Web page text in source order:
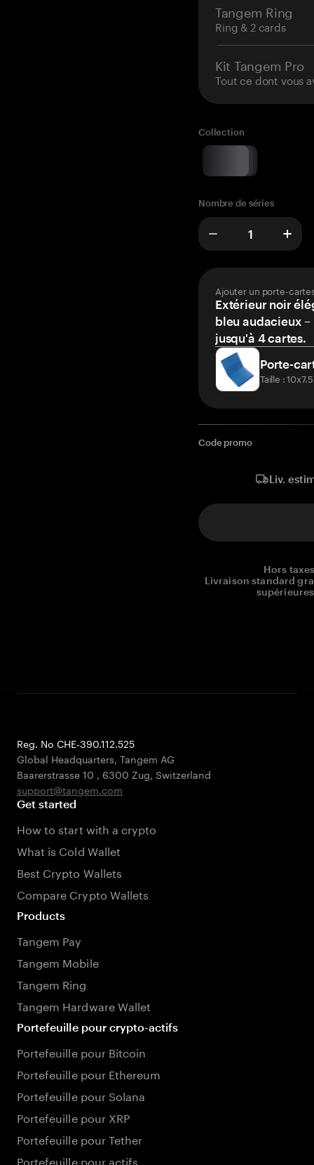
Tangem Ring
Ring & 2 cards
Kit Tangem Pro
Tout ce dont vous
Collection
Nombre de séries
Ajouter un porte-
Extérieur noir
bleu audacieux
jusqu'à 4 cartes.
Porte-
Taille :
Code promo
Liv.
Hors
Livraison standard
Reg. No CHE-390.112.525
Global Headquarters, Tangem AG
Baarerstrasse 10 , 6300 Zug, Switzerland
support@tangem.com
Get started
How to start with a crypto
What is Cold Wallet
Best Crypto Wallets
Compare Crypto Wallets
Products
Tangem Pay
Tangem Mobile
Tangem Ring
Tangem Hardware Wallet
Portefeuille pour crypto-actifs
Portefeuille pour Bitcoin
Portefeuille pour Ethereum
Portefeuille pour Solana
Portefeuille pour XRP
Portefeuille pour Tether
Portefeuille pour actifs